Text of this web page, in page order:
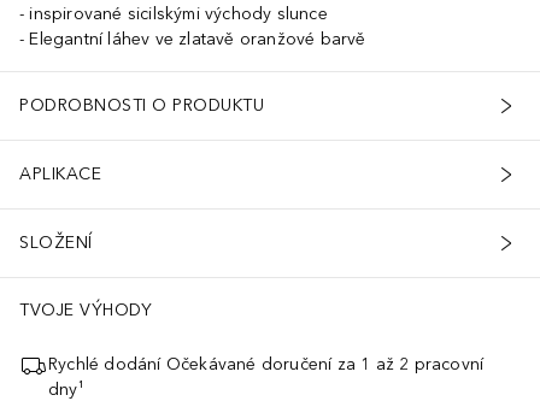
inspirované sicilskými východy slunce
Elegantní láhev ve zlatavě oranžové barvě
PODROBNOSTI O PRODUKTU
APLIKACE
SLOŽENÍ
TVOJE VÝHODY
Rychlé dodání Očekávané doručení za 1 až 2 pracovní
dny¹